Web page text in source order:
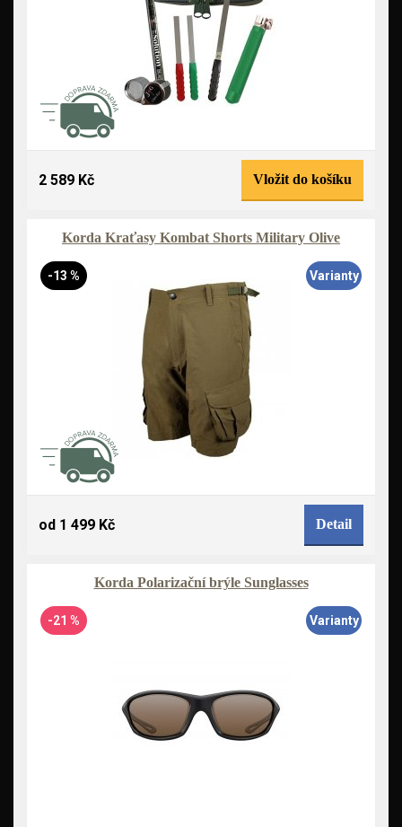
2 589 Kč Vložit do košíku
Korda Kraťasy Kombat Shorts Military Olive
-13 % Varianty
od 1 499 Kč Detail
Korda Polarizační brýle Sunglasses
-21 % Varianty